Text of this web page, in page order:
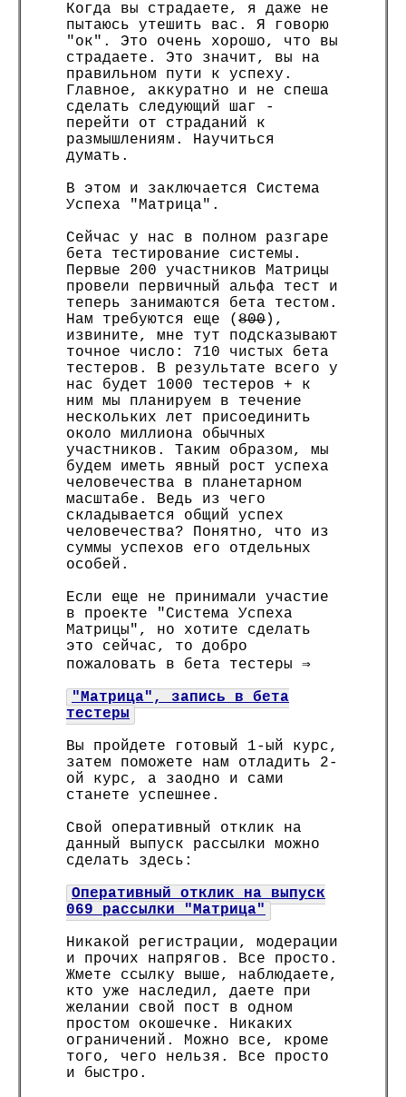
Когда вы страдаете, я даже не
пытаюсь утешить вас. Я говорю
"ок". Это очень хорошо, что вы
страдаете. Это значит, вы на
правильном пути к успеху.
Главное, аккуратно и не спеша
сделать следующий шаг -
перейти от страданий к
размышлениям. Научиться
думать.
В этом и заключается Система
Успеха "Матрица".
Сейчас у нас в полном разгаре
бета тестирование системы.
Первые 200 участников Матрицы
провели первичный альфа тест и
теперь занимаются бета тестом.
Нам требуются еще ( 800),
извините, мне тут подсказывают
точное число: 710 чистых бета
тестеров. В результате всего у
нас будет 1000 тестеров + к
ним мы планируем в течение
нескольких лет присоединить
около миллиона обычных
участников. Таким образом, мы
будем иметь явный рост успеха
человечества в планетарном
масштабе. Ведь из чего
складывается общий успех
человечества? Понятно, что из
суммы успехов его отдельных
особей.
Если еще не принимали участие
в проекте "Система Успеха
Матрицы", но хотите сделать
это сейчас, то добро
пожаловать в бета тестеры ⇒
"Матрица", запись в бета
тестеры
Вы пройдете готовый 1-ый курс,
затем поможете нам отладить 2-
ой курс, а заодно и сами
станете успешнее.
Свой оперативный отклик на
данный выпуск рассылки можно
сделать здесь:
Оперативный отклик на выпуск
069 рассылки "Матрица"
Никакой регистрации, модерации
и прочих напрягов. Все просто.
Жмете ссылку выше, наблюдаете,
кто уже наследил, даете при
желании свой пост в одном
простом окошечке. Никаких
ограничений. Можно все, кроме
того, чего нельзя. Все просто
и быстро.